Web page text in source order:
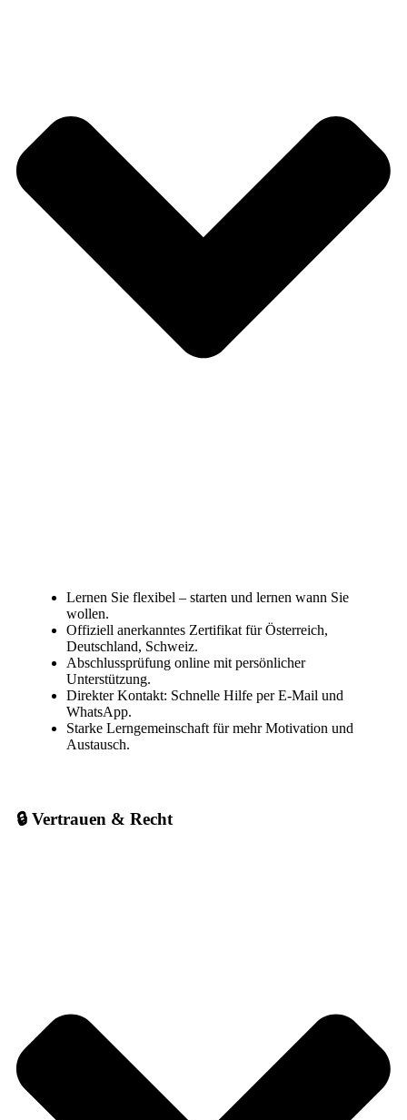
Lernen Sie flexibel – starten und lernen wann Sie
wollen.
Offiziell anerkanntes Zertifikat für Österreich,
Deutschland, Schweiz.
Abschlussprüfung online mit persönlicher
Unterstützung.
Direkter Kontakt: Schnelle Hilfe per E-Mail und
WhatsApp.
Starke Lerngemeinschaft für mehr Motivation und
Austausch.
🔒 Vertrauen & Recht